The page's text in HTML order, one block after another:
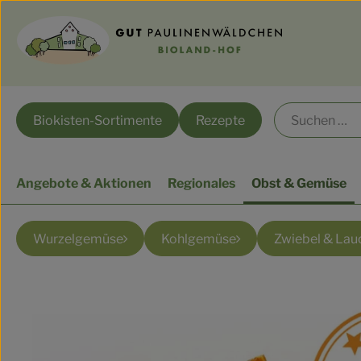
Biokisten-Sortimente Rezepte
Angebote & Aktionen Regionales Obst & Gemüse
Wurzelgemüse Kohlgemüse Zwiebel &